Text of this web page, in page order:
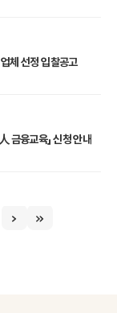
체 선정 입찰공고
금융교육」 신청 안내